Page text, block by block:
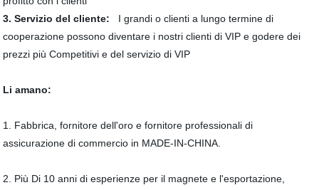
3. Servizio del cliente:
I grandi o clienti a lungo termine di
cooperazione possono diventare i nostri clienti di VIP e godere dei
prezzi più Competitivi e del servizio di VIP
Li amano:
1. Fabbrica, fornitore dell'oro e fornitore professionali di
assicurazione di commercio in MADE-IN-CHINA.
2. Più Di 10 anni di esperienze per il magnete e l'esportazione,